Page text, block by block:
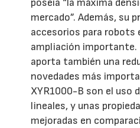
poseía “la máxima
mercado”. Además, su
accesorios para robots
ampliación importante.
aporta también una
novedades más
XYR1000-B son el uso
lineales, y unas
mejoradas en